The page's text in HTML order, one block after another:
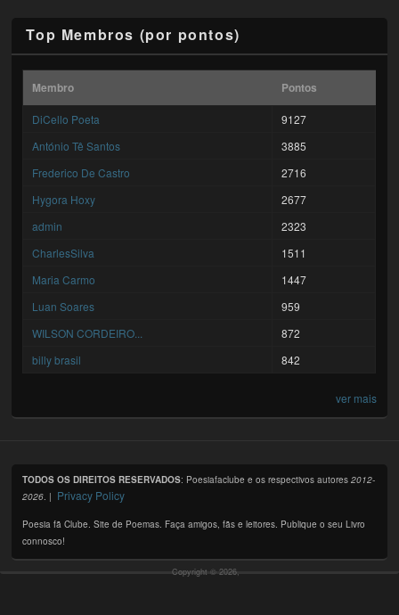
Top Membros (por pontos)
Membro Pontos
DiCello Poeta
9127
António Tê Santos
3885
Frederico De Castro
2716
Hygora Hoxy
2677
admin
2323
CharlesSilva
1511
Maria Carmo
1447
Luan Soares
959
WILSON CORDEIRO...
872
billy brasil
842
ver mais
TODOS OS DIREITOS RESERVADOS: Poesiafaclube e os respectivos autores2012-
2026. | Privacy Policy
Poesia fã Clube. Site de Poemas. Faça amigos, fãs e leitores. Publique o seu Livro
connosco!
Copyright © 2026,